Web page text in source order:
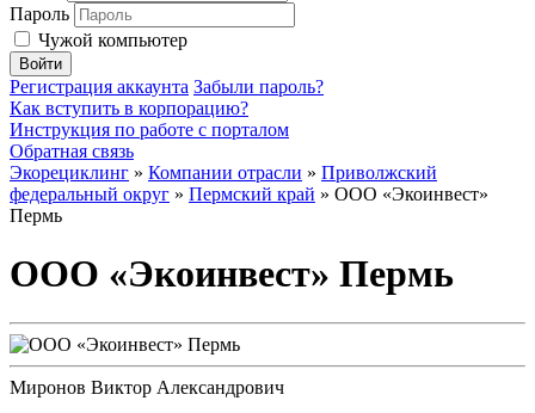
Пароль
Чужой компьютер
Войти
Регистрация аккаунта Забыли пароль?
Как вступить в корпорацию?
Инструкция по работе с порталом
Обратная связь
Экорециклинг » Компании отрасли » Приволжский
федеральный округ » Пермский край » ООО «Экоинвест»
Пермь
ООО «Экоинвест» Пермь
Миронов Виктор Александрович